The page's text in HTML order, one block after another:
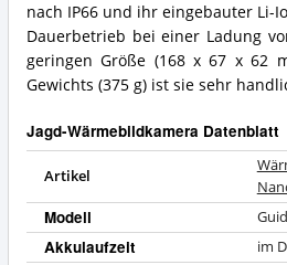
nach IP66 und ihr eingebauter Li-
Dauerbetrieb bei einer Ladung
geringen Größe (168 x 67 x 62
Gewichts (375 g) ist sie sehr
Jagd-Wärmebildkamera Datenblatt
Artikel
Modell
Akkulaufzeit im